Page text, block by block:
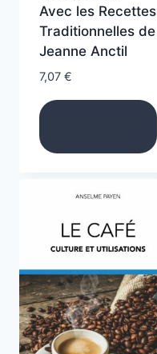
Avec les Recettes
Traditionnelles de
Jeanne Anctil
7,07 €